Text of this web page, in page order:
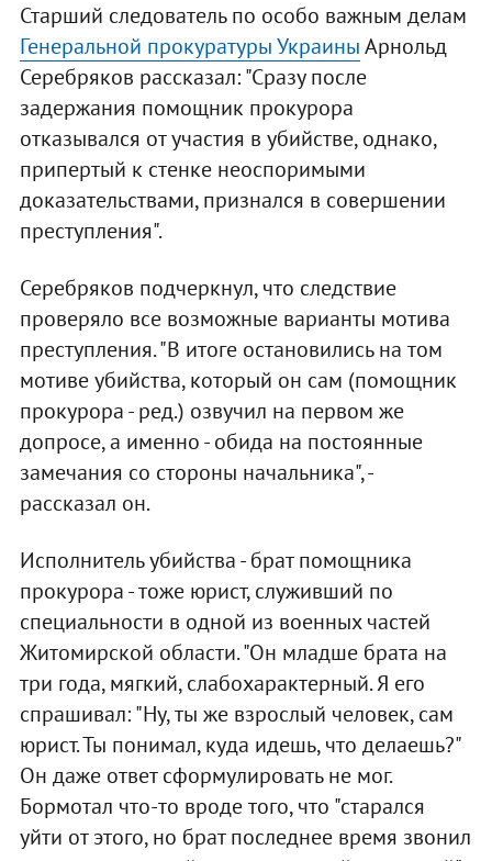
Старший следователь по особо важным делам
Генеральной прокуратуры УкраиныАрнольд
Серебряков рассказал: "Сразу после
задержания помощник прокурора
отказывался от участия в убийстве, однако,
припертый к стенке неоспоримыми
доказательствами, признался в совершении
преступления".
Серебряков подчеркнул, что следствие
проверяло все возможные варианты мотива
преступления. "В итоге остановились на том
мотиве убийства, который он сам (помощник
прокурора - ред.) озвучил на первом же
допросе, а именно - обида на постоянные
замечания со стороны начальника", -
рассказал он.
Исполнитель убийства - брат помощника
прокурора - тоже юрист, служивший по
специальности в одной из военных частей
Житомирской области. "Он младше брата на
три года, мягкий, слабохарактерный. Я его
спрашивал: "Ну, ты же взрослый человек, сам
юрист. Ты понимал, куда идешь, что делаешь?"
Он даже ответ сформулировать не мог.
Бормотал что-то вроде того, что "старался
уйти от этого, но брат последнее время звонил